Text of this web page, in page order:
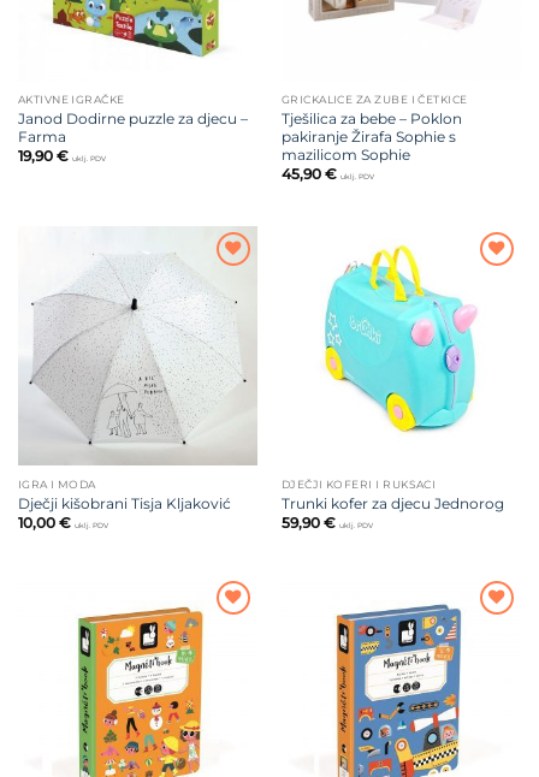
AKTIVNE IGRAČKE
Janod Dodirne puzzle za djecu –
Farma
19,90 € uklj. PDV
GRICKALICE ZA ZUBE I ČETKICE
Tješilica za bebe – Poklon
pakiranje Žirafa Sophie s
mazilicom Sophie
45,90 € uklj. PDV
na listu
želja
IGRA I MODA
Dječji kišobrani Tisja Kljaković
10,00 € uklj. PDV
želja
DJEČJI KOFERI I RUKSACI
Trunki kofer za djecu Jednorog
59,90 € uklj. PDV
Dodajte